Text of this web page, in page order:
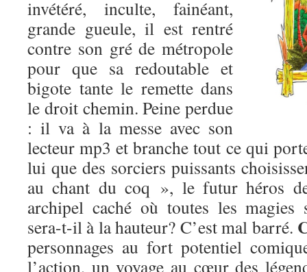
invétéré, inculte, fainéant,
grande gueule, il est rentré
contre son gré de métropole
pour que sa redoutable et
bigote tante le remette dans
le droit chemin. Peine perdue
: il va à la messe avec son
lecteur mp3 et branche tout ce qui
lui que des sorciers puissants
au chant du coq », le futur héros
archipel caché où toutes les
sera-t-il à la hauteur? C’est mal barré.
personnages au fort potentiel
l’action, un voyage au cœur des